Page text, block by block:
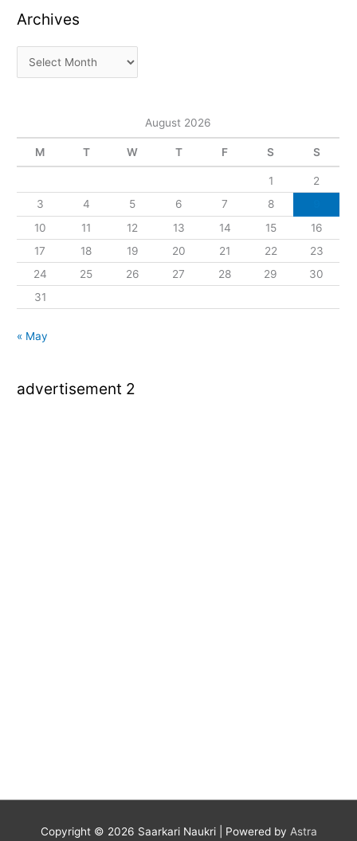
Archives
August 2026
M T W T F S S
1
2
3
4 5 6 7 8
10
11 12 13 14 15
16
17
18 19 20 21 22
23
24
25 26 27 28 29
30
31
« May
advertisement 2
Copyright © 2026 Saarkari Naukri| Powered by Astra